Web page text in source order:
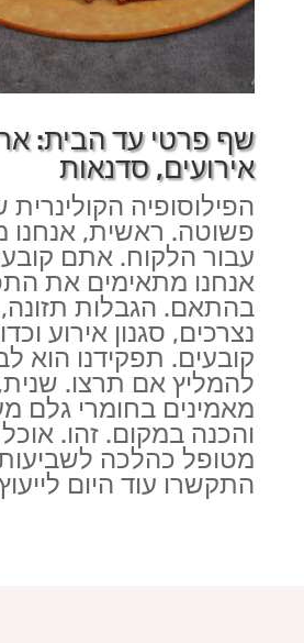
שף פרטי עד הבית:
אירועים, סדנאות
הפילוסופיה הקולינרית
פשוטה. ראשית, אנחנו
עבור הלקוח. אתם
אנחנו מתאימים את
בהתאם. הגבלות תזונה,
נצרכים, סגנון אירוע
קובעים. תפקידנו הוא
להמליץ אם תרצו.
מאמינים בחומרי גלם
והכנה במקום. זהו.
מטופל כהלכה
התקשרו עוד היום